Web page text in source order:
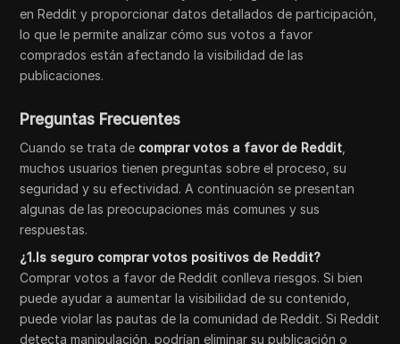
en Reddit y proporcionar datos detallados de participación,
lo que le permite analizar cómo sus votos a favor
comprados están afectando la visibilidad de las
publicaciones.
Preguntas Frecuentes
Cuando se trata de comprar votos a favor de Reddit,
muchos usuarios tienen preguntas sobre el proceso, su
seguridad y su efectividad. A continuación se presentan
algunas de las preocupaciones más comunes y sus
respuestas.
¿1.Is seguro comprar votos positivos de Reddit?
Comprar votos a favor de Reddit conlleva riesgos. Si bien
puede ayudar a aumentar la visibilidad de su contenido,
puede violar las pautas de la comunidad de Reddit. Si Reddit
detecta manipulación, podrían eliminar su publicación o